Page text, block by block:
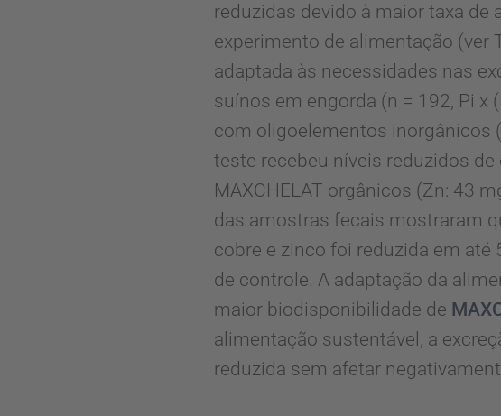
reduzidas devido à maior taxa
experimento de alimentação (ver
adaptada às necessidades nas
suínos em engorda (n = 192, Pi x
com oligoelementos inorgânicos
teste recebeu níveis reduzidos
MAXCHELAT orgânicos (Zn: 43
das amostras fecais mostraram
cobre e zinco foi reduzida em
de controle. A adaptação da
maior biodisponibilidade de
alimentação sustentável, a
reduzida sem afetar